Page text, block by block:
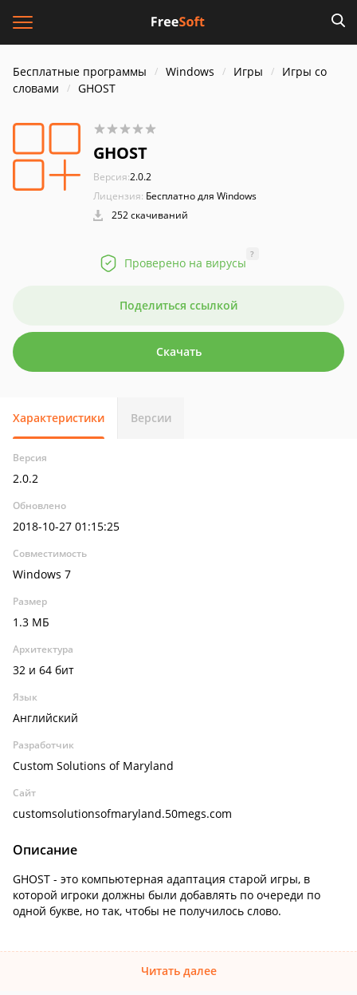
Бесплатные программы Windows Игры
Игры со
словами
GHOST
GHOST
Версия:2.0.2
Лицензия: Бесплатно для Windows
252 скачиваний
Проверено на вирусы
?
Поделиться ссылкой
Скачать
Характеристики Версии
Версия
2.0.2
Обновлено
2018-10-27 01:15:25
Совместимость
Windows 7
Размер
1.3 МБ
Архитектура
32 и 64 бит
Язык
Английский
Разработчик
Custom Solutions of Maryland
Сайт
customsolutionsofmaryland.50megs.com
Описание
GHOST - это компьютерная адаптация старой игры, в
которой игроки должны были добавлять по очереди по
одной букве, но так, чтобы не получилось слово.
Читать далее